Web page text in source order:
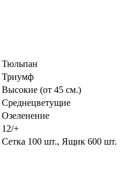
Тюльпан
Триумф
Высокие (от 45 см.)
Среднецветущие
Озеленение
12/+
Сетка 100 шт., Ящик 600 шт.